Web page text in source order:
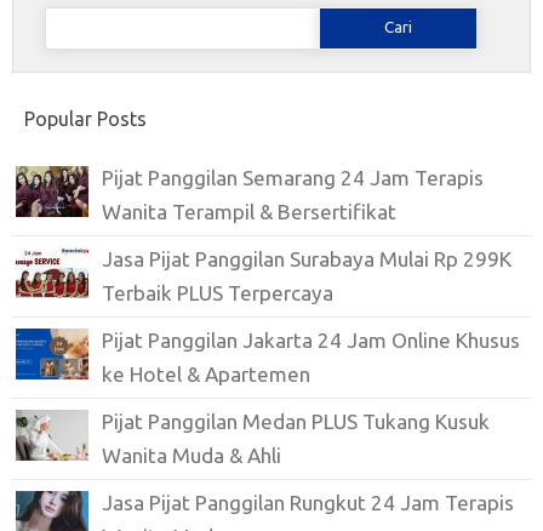
Cari
Popular Posts
Pijat Panggilan Semarang 24 Jam Terapis
Wanita Terampil & Bersertifikat
Jasa Pijat Panggilan Surabaya Mulai Rp 299K
Terbaik PLUS Terpercaya
Pijat Panggilan Jakarta 24 Jam Online Khusus
ke Hotel & Apartemen
Pijat Panggilan Medan PLUS Tukang Kusuk
Wanita Muda & Ahli
Jasa Pijat Panggilan Rungkut 24 Jam Terapis